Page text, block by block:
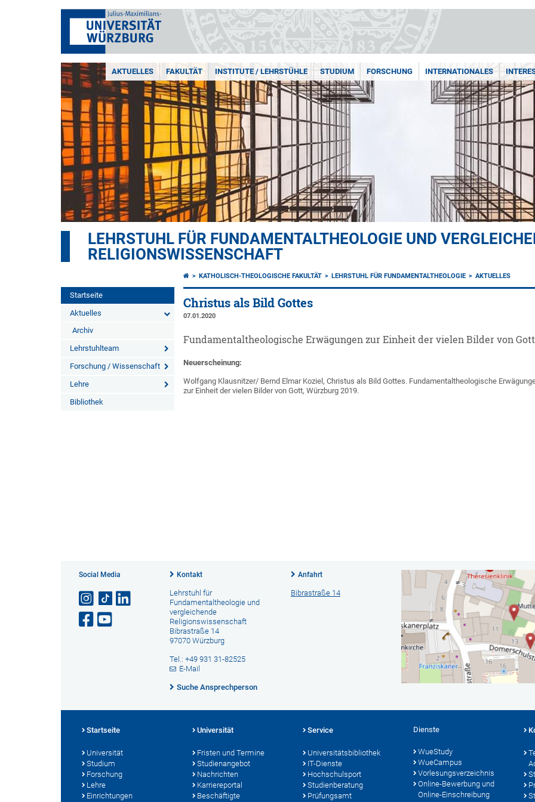
AKTUELLES FAKULTÄT INSTITUTE / LEHRSTÜHLE STUDIUM FORSCHUNG INTERNATIONALES
LEHRSTUHL FÜR FUNDAMENTALTHEOLOGIE UND
RELIGIONSWISSENSCHAFT
Startseite
Aktuelles
Archiv
Lehrstuhlteam
Forschung / Wissenschaft
Lehre
Bibliothek
KATHOLISCH-THEOLOGISCHE FAKULTÄT LEHRSTUHL FÜR FUNDAMENTALTHEOLOGIE AKTUELLES
Christus als Bild Gottes
07.01.2020
Fundamentaltheologische Erwägungen zur Einheit der vielen Bilder von Gott
Neuerscheinung:
Wolfgang Klausnitzer/ Bernd Elmar Koziel, Christus als Bild Gottes. Fundamentaltheologische
zur Einheit der vielen Bilder von Gott, Würzburg 2019.
Social Media Kontakt
Lehrstuhl für
Fundamentaltheologie und
vergleichende
Religionswissenschaft
Bibrastraße 14
97070 Würzburg
Tel.: +49 931 31-82525
E-Mail
Suche Ansprechperson
Anfahrt
Bibrastraße 14
Startseite
Universität
Studium
Forschung
Lehre
Einrichtungen
Universität
Fristen und Termine
Studienangebot
Nachrichten
Karriereportal
Beschäftigte
Service
Universitätsbibliothek
IT-Dienste
Hochschulsport
Studienberatung
Prüfungsamt
Dienste
WueStudy
WueCampus
Vorlesungsverzeichnis
Online-Bewerbung und
Online-Einschreibung